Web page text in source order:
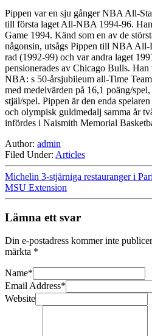
Pippen var en sju gånger NBA All-
till första laget All-NBA 1994-96.
Game 1994. Känd som en av de
någonsin, utsågs Pippen till NBA All-
rad (1992-99) och var andra laget
pensionerades av Chicago Bulls.
NBA: s 50-årsjubileum all-Time
med medelvärden på 16,1 poäng/
stjäl/spel. Pippen är den enda
och olympisk guldmedalj samma år
infördes i Naismith Memorial
Author: admin
Filed Under: Articles
Michelin 3-stjärniga restauranger i
MSU Extension
Lämna ett svar
Din e-postadress kommer inte
märkta *
Name*
Email Address*
Website